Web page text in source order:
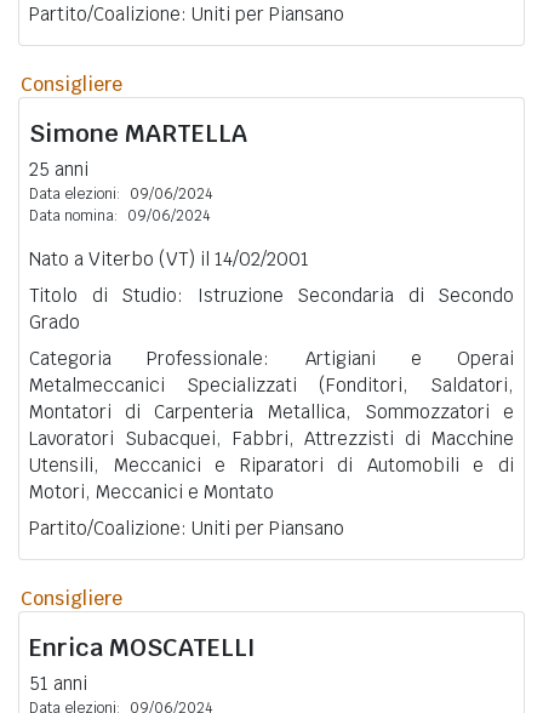
Partito/Coalizione: Uniti per Piansano
Consigliere
Simone MARTELLA
25 anni
Data elezioni:
09/06/2024
Data nomina:
09/06/2024
Nato a Viterbo (VT) il 14/02/2001
Titolo di Studio: Istruzione Secondaria di Secondo
Grado
Categoria Professionale: Artigiani e Operai
Metalmeccanici Specializzati (Fonditori, Saldatori,
Montatori di Carpenteria Metallica, Sommozzatori e
Lavoratori Subacquei, Fabbri, Attrezzisti di Macchine
Utensili, Meccanici e Riparatori di Automobili e di
Motori, Meccanici e Montato
Partito/Coalizione: Uniti per Piansano
Consigliere
Enrica MOSCATELLI
51 anni
Data elezioni:
09/06/2024